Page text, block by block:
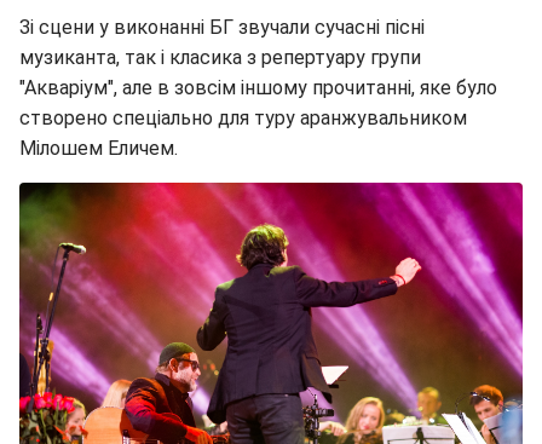
Зі сцени у виконанні БГ звучали сучасні пісні
музиканта, так і класика з репертуару групи
"Акваріум", але в зовсім іншому прочитанні, яке було
створено спеціально для туру аранжувальником
Мілошем Еличем.